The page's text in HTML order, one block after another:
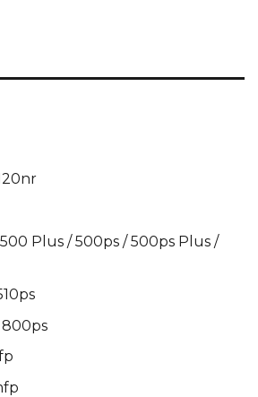
Plus / 500ps / 500ps Plus /